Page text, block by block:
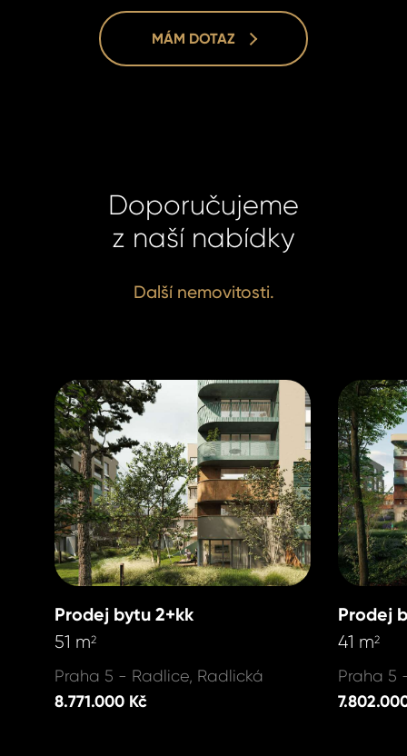
MÁM DOTAZ
Doporučujeme
z naší nabídky
Další nemovitosti.
Prodej bytu 2+kk
51 m2
Praha 5 - Radlice, Radlická
8.771.000 Kč
Prodej
41 m2
Praha 5